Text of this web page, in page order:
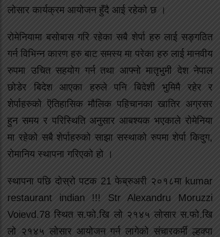
लोसार कार्यक्रम आयोजन हुँदै आई रहेको छ ।
रोमेनियामा बसोबास गरि रहेका सबै शेर्पा हरु लाई सङ्गठित
गर्न विभिन्न कारण हरु बाट समस्य मा परेका हरु लाई मानवीय
रुपमा उचित सहयोग गर्न तथा आफ्नो मातृभुमी देश नेपाल
छोडेर बिदेश आएका हरुले पनि बिदेशी भुमिमै रहेर र
शेर्पाहरुको ऎतिहासिक मौलिक पहिचानका खातिर अग्रसर
हुन समय र परिस्थिति अनुसार आबश्यक भएकाले रोमेनिया
मा रहेको सबै शेर्पाहरुको साझा सस्थाको रुपमा शेर्पा किदुग,
रोमानिय स्थापना गरिएको हो ।
स्थापना पछि दोस्रो पटक 21 फेब्रुअरी २०१८मा kumar
restaurant indian !!! Str Alexandru Moruzzi
Voievd.78 स्थित स.फो.खि लो २१४५ लोसार स.फो.खि
लो २१४५ लोसार आयोजन गर्न लागेको संचारकर्मी ल्हक्पा